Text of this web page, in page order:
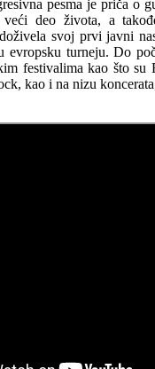
pesma je priča o
veći deo života, a
svoj prvi javni
evropsku turneju. Do
festivalima kao što su
kao i na nizu